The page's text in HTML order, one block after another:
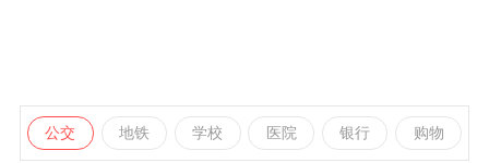
公交 地铁 学校 医院 银行 购物